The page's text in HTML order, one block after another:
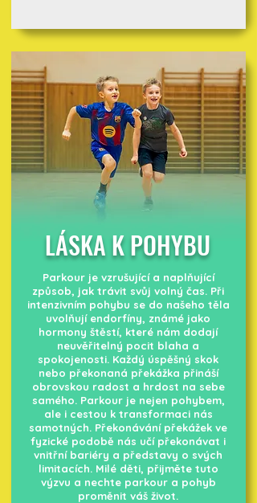
LÁSKA K POHYBU
Parkour je vzrušující a naplňující
způsob, jak trávit svůj volný čas. Při
intenzivním pohybu se do našeho těla
uvolňují endorfíny, známé jako
hormony štěstí, které nám dodají
neuvěřitelný pocit blaha a
spokojenosti. Každý úspěšný skok
nebo překonaná překážka přináší
obrovskou radost a hrdost na sebe
samého. Parkour je nejen pohybem,
ale i cestou k transformaci nás
samotných. Překonávání překážek ve
fyzické podobě nás učí překonávat i
vnitřní bariéry a představy o svých
limitacích. Milé děti, přijměte tuto
výzvu a nechte parkour a pohyb
proměnit váš život.